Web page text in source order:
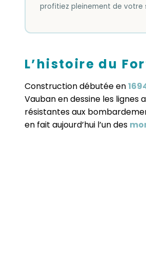
profitiez pleinement de votre
L’histoire du
Construction débutée en
Vauban en dessine les
résistantes aux
en fait aujourd’hui l’un des